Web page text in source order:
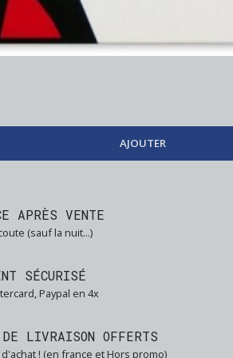
AJOUTER
APRÈS VENTE
(sauf la nuit...)
SÉCURISÉ
Paypal en 4x
LIVRAISON OFFERTS
d'achat ! (en france et Hors promo)